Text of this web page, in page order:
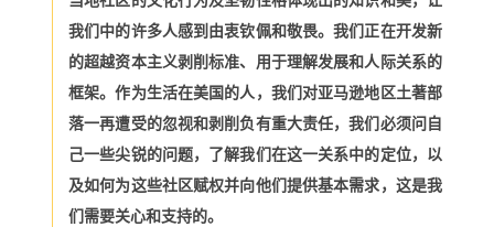
我们中的许多人感到由衷钦佩和敬畏。我们正在开发新
的超越资本主义剥削标准、用于理解发展和人际关系的
框架。作为生活在美国的人，我们对亚马逊地区土著部
落一再遭受的忽视和剥削负有重大责任，我们必须问自
己一些尖锐的问题，了解我们在这一关系中的定位，以
及如何为这些社区赋权并向他们提供基本需求，这是我
们需要关心和支持的。